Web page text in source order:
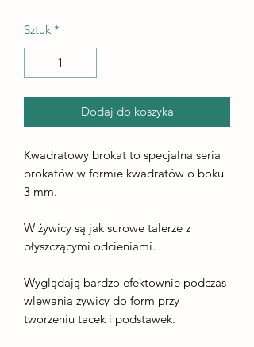
Sztuk *
Dodaj do koszyka
Kwadratowy brokat to specjalna seria
brokatów w formie kwadratów o boku
3 mm.
W żywicy są jak surowe talerze z
błyszczącymi odcieniami.
Wyglądają bardzo efektownie podczas
wlewania żywicy do form przy
tworzeniu tacek i podstawek.